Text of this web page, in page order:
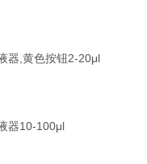
器,黄色按钮2-20μl
器10-100μl